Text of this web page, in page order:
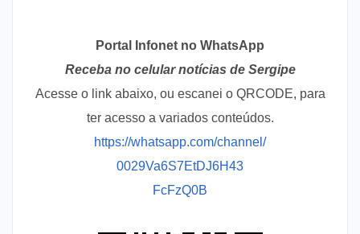
Portal Infonet no WhatsApp
Receba no celular notícias de Sergipe
Acesse o link abaixo, ou escanei o QRCODE, para
ter acesso a variados conteúdos.
https://whatsapp.com/channel/
0029Va6S7EtDJ6H43
FcFzQ0B